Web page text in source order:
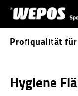
Zum Hauptinhalt
Profiqualität für
Hygiene